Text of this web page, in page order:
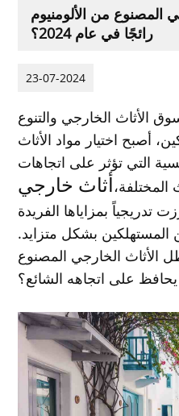
المصنوع من الألومنيوم
رائجًا في عام 2024؟
23-07-2024
الأثاث الخارجي والتنوع
أصبح اختيار مواد الأثاث
التي تؤثر على اتجاهات
أثاث خارجي
تدريجياً بمزاياها الفريدة
المستهلكين بشكل متزايد.
هل سيظل الأثاث الخارجي المصنوع
يحافظ على اتجاهه الشائع؟